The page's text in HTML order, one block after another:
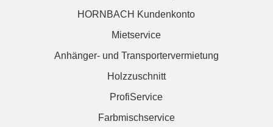
HORNBACH Kundenkonto
Mietservice
Anhänger- und Transportervermietung
Holzzuschnitt
ProfiService
Farbmischservice